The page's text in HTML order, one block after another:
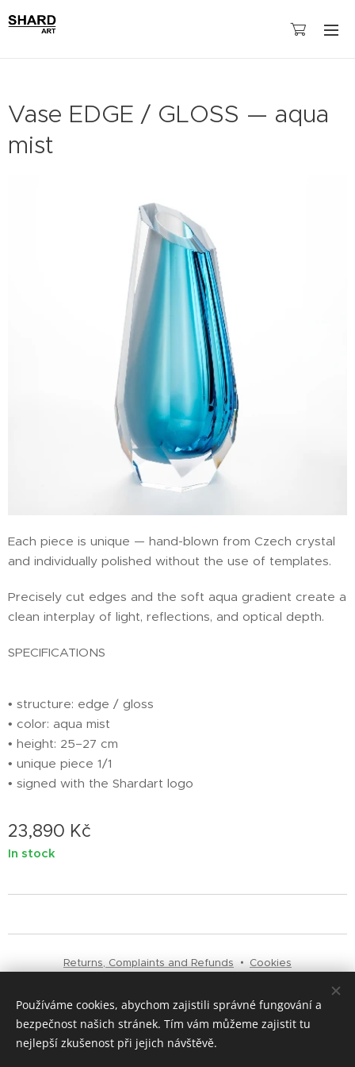
Vase EDGE / GLOSS — aqua
mist
Each piece is unique — hand-blown from Czech crystal
and individually polished without the use of templates.
Precisely cut edges and the soft aqua gradient create a
clean interplay of light, reflections, and optical depth.
SPECIFICATIONS
• structure: edge / gloss
• color: aqua mist
• height: 25–27 cm
• unique piece 1/1
• signed with the Shardart logo
23,890 Kč
In stock
Returns, Complaints and Refunds Cookies
Languages
Čeština
English
Italiano
Currency
Používáme cookies, abychom zajistili správné fungování a
bezpečnost našich stránek. Tím vám můžeme zajistit tu
nejlepší zkušenost při jejich návštěvě.